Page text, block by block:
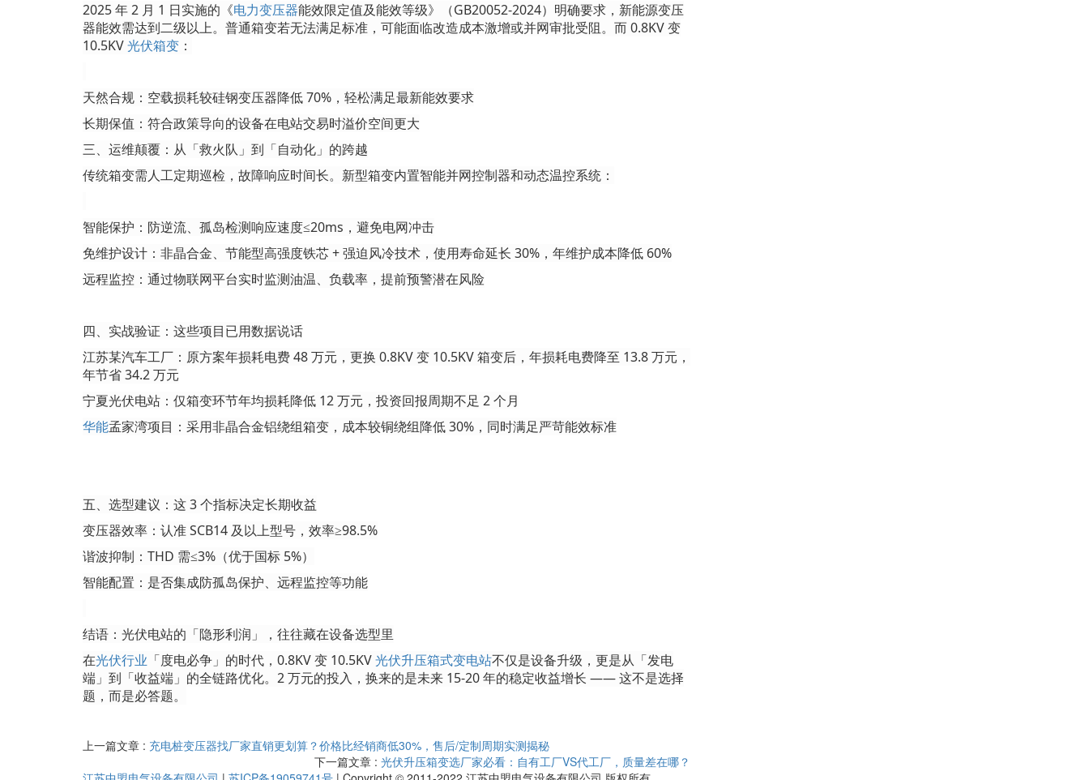
2025 年 2 月 1 日实施的《电力变压器能效限定值及能效等级》（GB20052-2024）明确要求，新能源变压
器能效需达到二级以上。普通箱变若无法满足标准，可能面临改造成本激增或并网审批受阻。而 0.8KV 变
10.5KV光伏箱变 ：
天然合规：空载损耗较硅钢变压器降低70%，轻松满足最新能效要求
长期保值：符合政策导向的设备在电站交易时溢价空间更大
三、运维颠覆：从「救火队」到「自动化」的跨越
传统箱变需人工定期巡检，故障响应时间长。新型箱变内置智能并网控制器和动态温控系统：
智能保护：防逆流、孤岛检测响应速度≤20ms，避免电网冲击
免维护设计：非晶合金、节能型高强度铁芯+ 强迫风冷技术，使用寿命延长 30%，年维护成本降低 60%
远程监控：通过物联网平台实时监测油温、负载率，提前预警潜在风险
四、实战验证：这些项目已用数据说话
江苏某汽车工厂：原方案年损耗电费48 万元，更换 0.8KV 变 10.5KV 箱变后，年损耗电费降至 13.8 万元，
年节省 34.2 万元
宁夏光伏电站：仅箱变环节年均损耗降低 12 万元，投资回报周期不足 2 个月
华能孟家湾项目：采用非晶合金铝绕组箱变，成本较铜绕组降低30%，同时满足严苛能效标准
五、选型建议：这3 个指标决定长期收益
变压器效率：认准SCB14 及以上型号，效率≥98.5%
谐波抑制： THD 需≤3%（优于国标 5%）
智能配置：是否集成防孤岛保护、远程监控等功能
结语：光伏电站的「隐形利润」，往往藏在设备选型里
在光伏行业 「度电必争」的时代， 0.8KV 变 10.5KV光伏升压箱式变电站不仅是设备升级，更是从「发电
端」到「收益端」的全链路优化。2 万元的投入，换来的是未来 15-20 年的稳定收益增长 —— 这不是选择
题，而是必答题。
上一篇文章 : 充电桩变压器找厂家直销更划算？价格比经销商低30%，售后/定制周期实测揭秘
下一篇文章 : 光伏升压箱变选厂家必看：自有工厂VS代工厂，质量差在哪？